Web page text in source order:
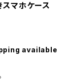
スマホケース
available